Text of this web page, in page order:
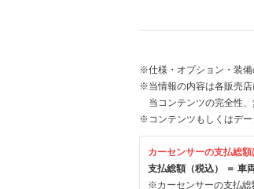
※仕様・オプション・装備
※当情報の内容は各販売店
当コンテンツの完全性
※コンテンツもしくはデー
カーセンサーの支払総
支払総額（税込） ＝ 車
※カーセンサーの支払総